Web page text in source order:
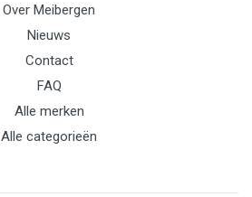
Over Meibergen
Nieuws
Contact
FAQ
Alle merken
Alle categorieën